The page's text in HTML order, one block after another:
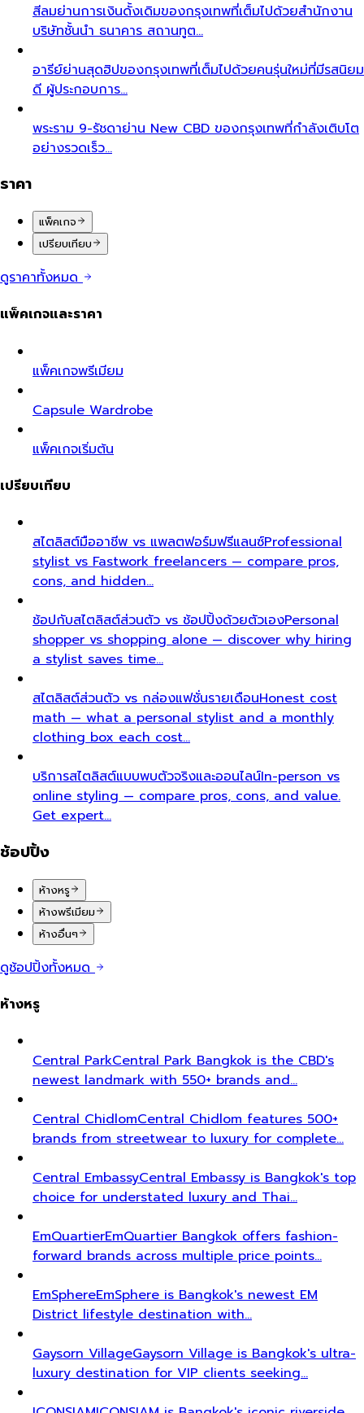
สีลมย่านการเงินดั้งเดิมของกรุงเทพที่เต็มไปด้วยสำนักงาน
บริษัทชั้นนำ ธนาคาร สถานทูต…
อารีย์ย่านสุดฮิปของกรุงเทพที่เต็มไปด้วยคนรุ่นใหม่ที่มีรสนิยม
ดี ผู้ประกอบการ…
พระราม 9-รัชดาย่าน New CBD ของกรุงเทพที่กำลังเติบโต
อย่างรวดเร็ว…
ราคา
แพ็คเกจ
เปรียบเทียบ
ดูราคาทั้งหมด
แพ็คเกจและราคา
แพ็คเกจพรีเมียม
Capsule Wardrobe
แพ็คเกจเริ่มต้น
เปรียบเทียบ
สไตลิสต์มืออาชีพ vs แพลตฟอร์มฟรีแลนซ์Professional
stylist vs Fastwork freelancers — compare pros,
cons, and hidden…
ช้อปกับสไตลิสต์ส่วนตัว vs ช้อปปิ้งด้วยตัวเองPersonal
shopper vs shopping alone — discover why hiring
a stylist saves time…
สไตลิสต์ส่วนตัว vs กล่องแฟชั่นรายเดือนHonest cost
math — what a personal stylist and a monthly
clothing box each cost…
บริการสไตลิสต์แบบพบตัวจริงและออนไลน์In-person vs
online styling — compare pros, cons, and value.
Get expert…
ช้อปปิ้ง
ห้างหรู
ห้างพรีเมียม
ห้างอื่นๆ
ดูช้อปปิ้งทั้งหมด
ห้างหรู
Central ParkCentral Park Bangkok is the CBD's
newest landmark with 550+ brands and…
Central ChidlomCentral Chidlom features 500+
brands from streetwear to luxury for complete…
Central EmbassyCentral Embassy is Bangkok's top
choice for understated luxury and Thai…
EmQuartierEmQuartier Bangkok offers fashion-
forward brands across multiple price points…
EmSphereEmSphere is Bangkok's newest EM
District lifestyle destination with…
Gaysorn VillageGaysorn Village is Bangkok's ultra-
luxury destination for VIP clients seeking…